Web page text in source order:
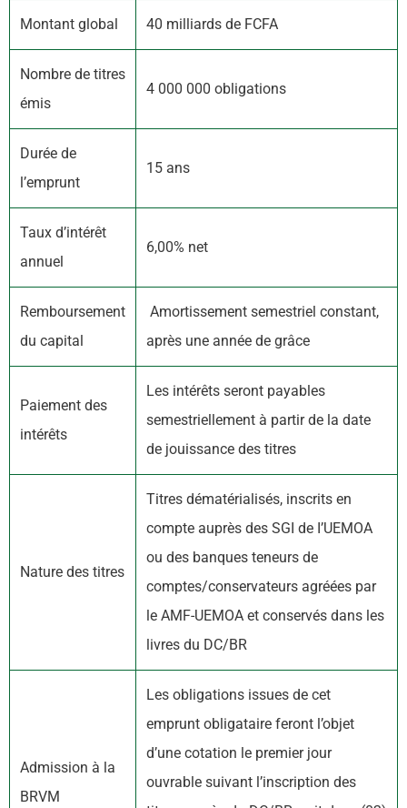
Montant global 40 milliards de FCFA
Nombre de titres
émis
4 000 000 obligations
Durée de
l’emprunt
15 ans
Taux d’intérêt
annuel
6,00% net
Remboursement
du capital
Amortissement semestriel constant,
après une année de grâce
Paiement des
intérêts
Les intérêts seront payables
semestriellement à partir de la date
de jouissance des titres
Nature des titres
Titres dématérialisés, inscrits en
compte auprès des SGI de I’UEMOA
ou des banques teneurs de
comptes/conservateurs agréées par
le AMF-UEMOA et conservés dans les
livres du DC/BR
Admission à la
BRVM
Les obligations issues de cet
emprunt obligataire feront l’objet
d’une cotation le premier jour
ouvrable suivant l’inscription des